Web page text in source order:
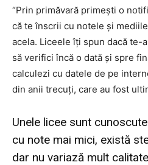
“Prin primăvară primești o
că te înscrii cu notele și
acela. Liceele îți spun dacă te-
să verifici încă o dată și spre
calculezi cu datele de pe
din anii trecuți, care au fost
Unele licee sunt
cu note mai mici, există
dar nu variază mult